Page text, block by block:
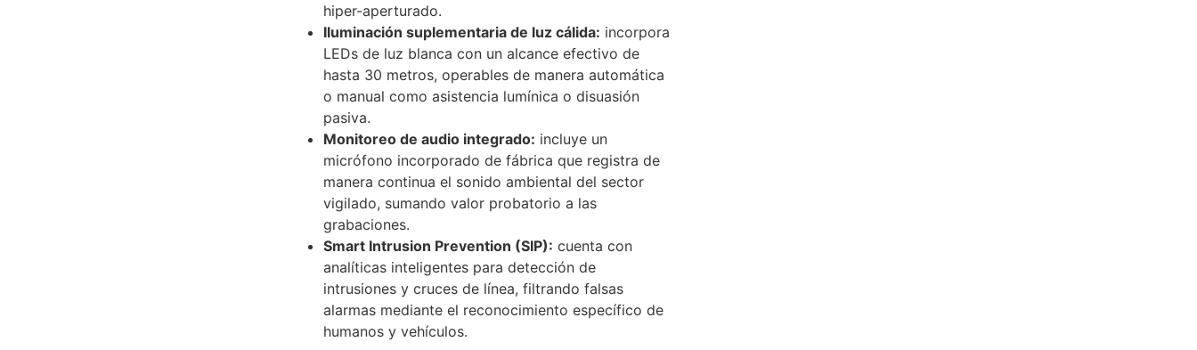
hiper-aperturado.
Iluminación suplementaria de luz cálida: incorpora
LEDs de luz blanca con un alcance efectivo de
hasta 30 metros, operables de manera automática
o manual como asistencia lumínica o disuasión
pasiva.
Monitoreo de audio integrado: incluye un
micrófono incorporado de fábrica que registra de
manera continua el sonido ambiental del sector
vigilado, sumando valor probatorio a las
grabaciones.
Smart Intrusion Prevention (SIP): cuenta con
analíticas inteligentes para detección de
intrusiones y cruces de línea, filtrando falsas
alarmas mediante el reconocimiento específico de
humanos y vehículos.